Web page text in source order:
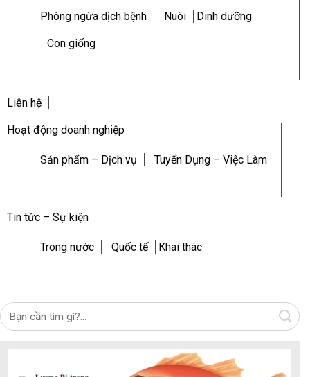
Phòng ngừa dịch bệnh Nuôi Dinh dưỡng
Con giống
Liên hệ
Hoạt động doanh nghiệp
Sản phẩm – Dịch vụ Tuyển Dụng – Việc Làm
Tin tức – Sự kiện
Trong nước Quốc tế Khai thác